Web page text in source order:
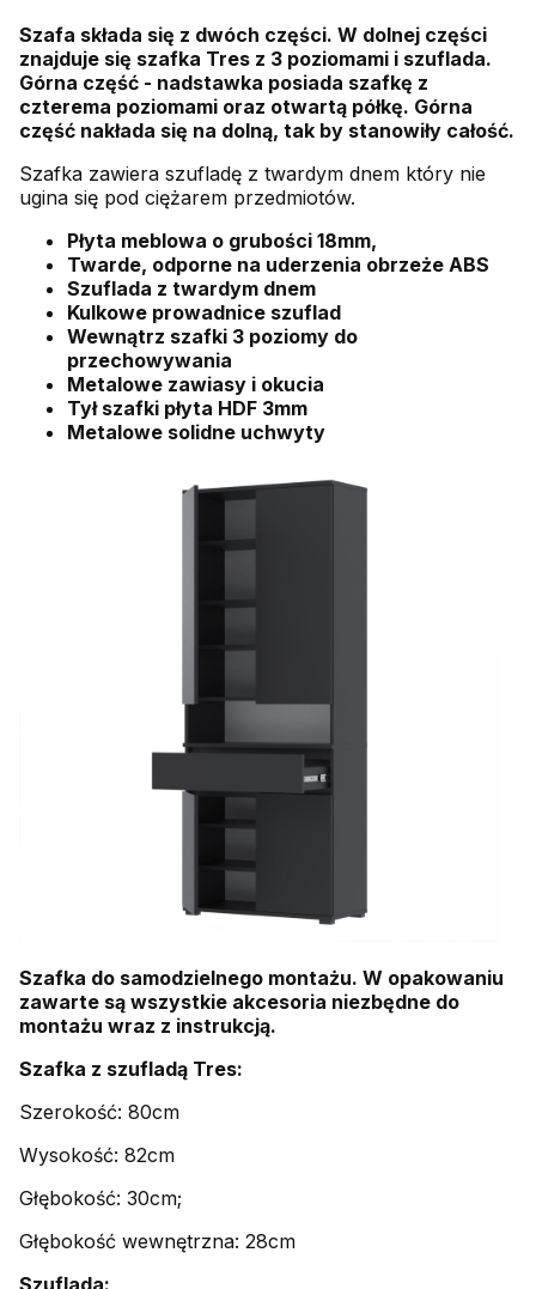
Szafa składa się z dwóch części. W dolnej części
znajduje się szafka Tres z 3 poziomami i szuflada.
Górna część - nadstawka posiada szafkę z
czterema poziomami oraz otwartą półkę. Górna
część nakłada się na dolną, tak by stanowiły całość.
Szafka zawiera szufladę z twardym dnem który nie
ugina się pod ciężarem przedmiotów.
Płyta meblowa o grubości 18mm,
Twarde, odporne na uderzenia obrzeże ABS
Szuflada z twardym dnem
Kulkowe prowadnice szuflad
Wewnątrz szafki 3 poziomy do
przechowywania
Metalowe zawiasy i okucia
Tył szafki płyta HDF 3mm
Metalowe solidne uchwyty
Szafka do samodzielnego montażu. W opakowaniu
zawarte są wszystkie akcesoria niezbędne do
montażu wraz z instrukcją.
Szafka z szufladą Tres:
Szerokość: 80cm
Wysokość: 82cm
Głębokość: 30cm;
Głębokość wewnętrzna: 28cm
Szuflada: